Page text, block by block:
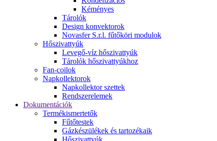
Kéményes
Tárolók
Design konvektorok
Novasfer S.r.l. fűtőköri modulok
Hőszivattyúk
Levegő-víz hőszivattyúk
Tárolók hőszivattyúkhoz
Fan-coilok
Napkollektorok
Napkollektor szettek
Rendszerelemek
Dokumentációk
Termékismertetők
Fűtőtestek
Gázkészülékek és tartozékaik
Hőszivattyúk